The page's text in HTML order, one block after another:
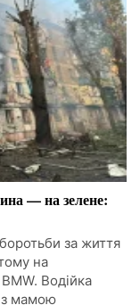
— на зелене:
за життя
на
Водійка
з мамою